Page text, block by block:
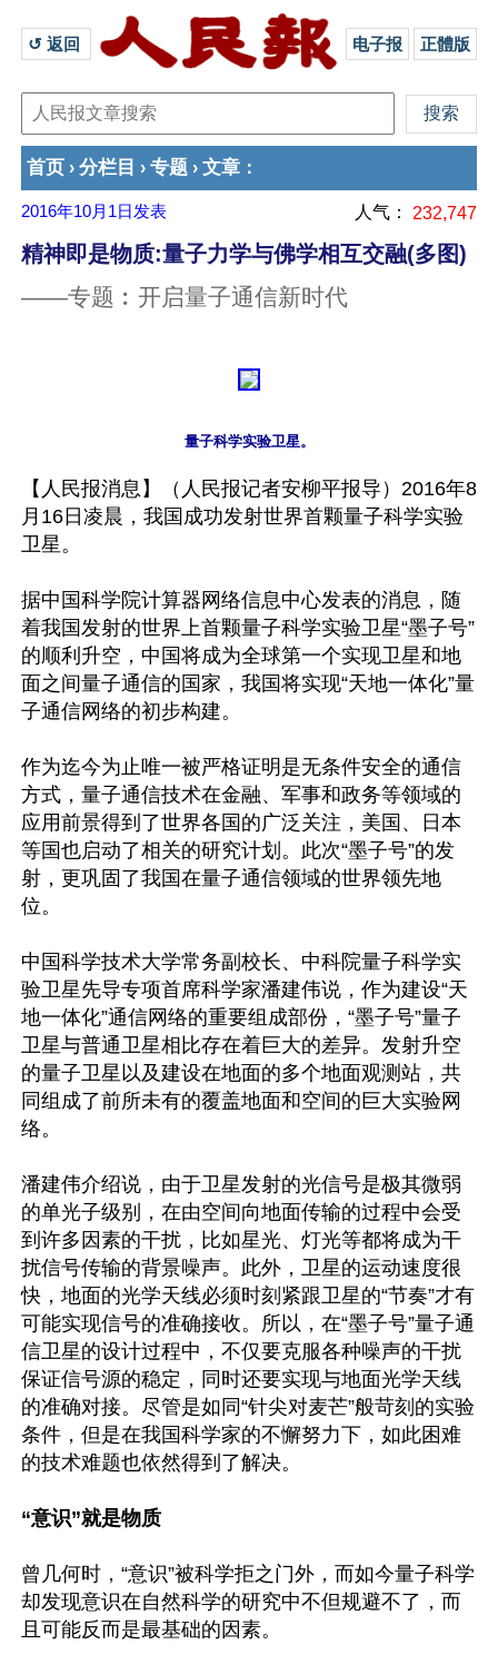
↺ 返回 电子报 正體版
首页 › 分栏目 › 专题 › 文章 ：
2016年10月1日 发表 人气： 232,747
精神即是物质:量子力学与佛学相互交融(多图)
——专题︰开启量子通信新时代
【人民报消息】（人民报记者安柳平报导）2016年8
月16日凌晨，我国成功发射世界首颗量子科学实验
卫星。
据中国科学院计算器网络信息中心发表的消息，随
着我国发射的世界上首颗量子科学实验卫星“墨子号”
的顺利升空，中国将成为全球第一个实现卫星和地
面之间量子通信的国家，我国将实现“天地一体化”量
子通信网络的初步构建。
作为迄今为止唯一被严格证明是无条件安全的通信
方式，量子通信技术在金融、军事和政务等领域的
应用前景得到了世界各国的广泛关注，美国、日本
等国也启动了相关的研究计划。此次“墨子号”的发
射，更巩固了我国在量子通信领域的世界领先地
位。
中国科学技术大学常务副校长、中科院量子科学实
验卫星先导专项首席科学家潘建伟说，作为建设“天
地一体化”通信网络的重要组成部份，“墨子号”量子
卫星与普通卫星相比存在着巨大的差异。发射升空
的量子卫星以及建设在地面的多个地面观测站，共
同组成了前所未有的覆盖地面和空间的巨大实验网
络。
潘建伟介绍说，由于卫星发射的光信号是极其微弱
的单光子级别，在由空间向地面传输的过程中会受
到许多因素的干扰，比如星光、灯光等都将成为干
扰信号传输的背景噪声。此外，卫星的运动速度很
快，地面的光学天线必须时刻紧跟卫星的“节奏”才有
可能实现信号的准确接收。所以，在“墨子号”量子通
信卫星的设计过程中，不仅要克服各种噪声的干扰
保证信号源的稳定，同时还要实现与地面光学天线
的准确对接。尽管是如同“针尖对麦芒”般苛刻的实验
条件，但是在我国科学家的不懈努力下，如此困难
的技术难题也依然得到了解决。
“意识”就是物质
曾几何时，“意识”被科学拒之门外，而如今量子科学
却发现意识在自然科学的研究中不但规避不了，而
且可能反而是最基础的因素。